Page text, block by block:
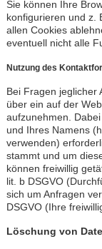
Sie können Ihre
konfigurieren und z.
allen Cookies
eventuell nicht alle
Nutzung des
Bei Fragen jeglicher
über ein auf der
aufzunehmen.
und Ihres Namens
verwenden)
stammt und um
können freiwillig
lit. b DSGVO
sich um Anfragen
DSGVO (Ihre
Löschung von